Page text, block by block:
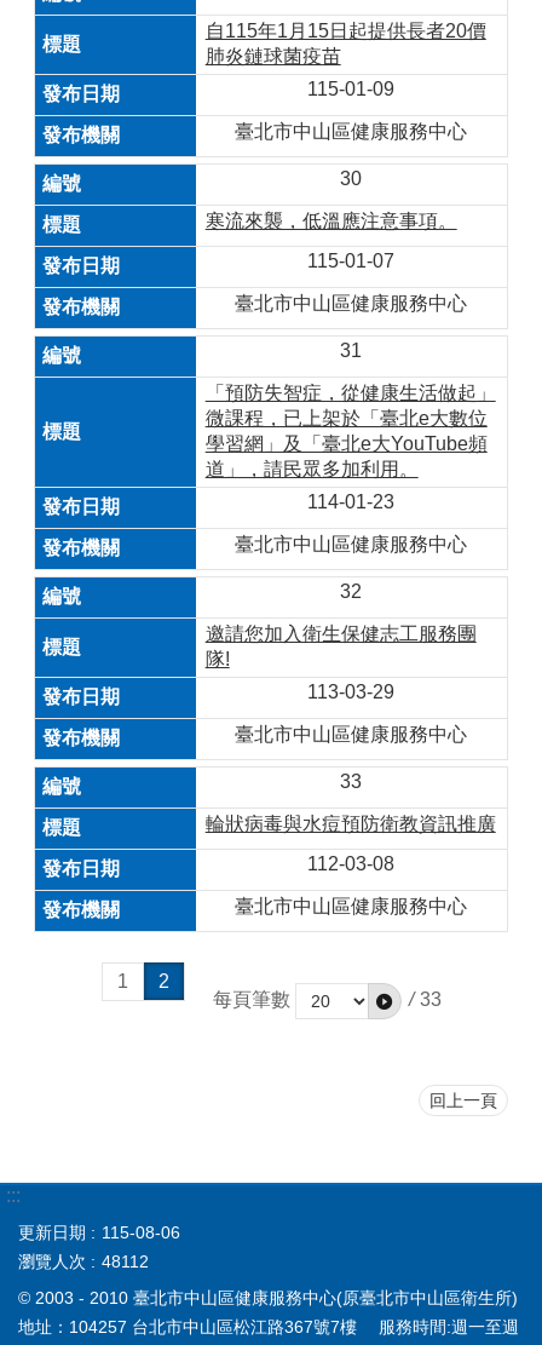
自115年1月15日起提供長者20價
肺炎鏈球菌疫苗
115-01-09
臺北市中山區健康服務中心
30
寒流來襲，低溫應注意事項。
115-01-07
臺北市中山區健康服務中心
31
「預防失智症，從健康生活做起」
微課程，已上架於「臺北e大數位
學習網」及「臺北e大YouTube頻
道」，請民眾多加利用。
114-01-23
臺北市中山區健康服務中心
32
邀請您加入衛生保健志工服務團
隊!
113-03-29
臺北市中山區健康服務中心
33
輪狀病毒與水痘預防衛教資訊推廣
112-03-08
臺北市中山區健康服務中心
1
2
每頁筆數
/ 33
回上一頁
:::
更新日期
115-08-06
瀏覽人次
48112
© 2003 - 2010 臺北市中山區健康服務中心(原臺北市中山區衛生所)
地址：104257 台北市中山區松江路367號7樓 服務時間:週一至週